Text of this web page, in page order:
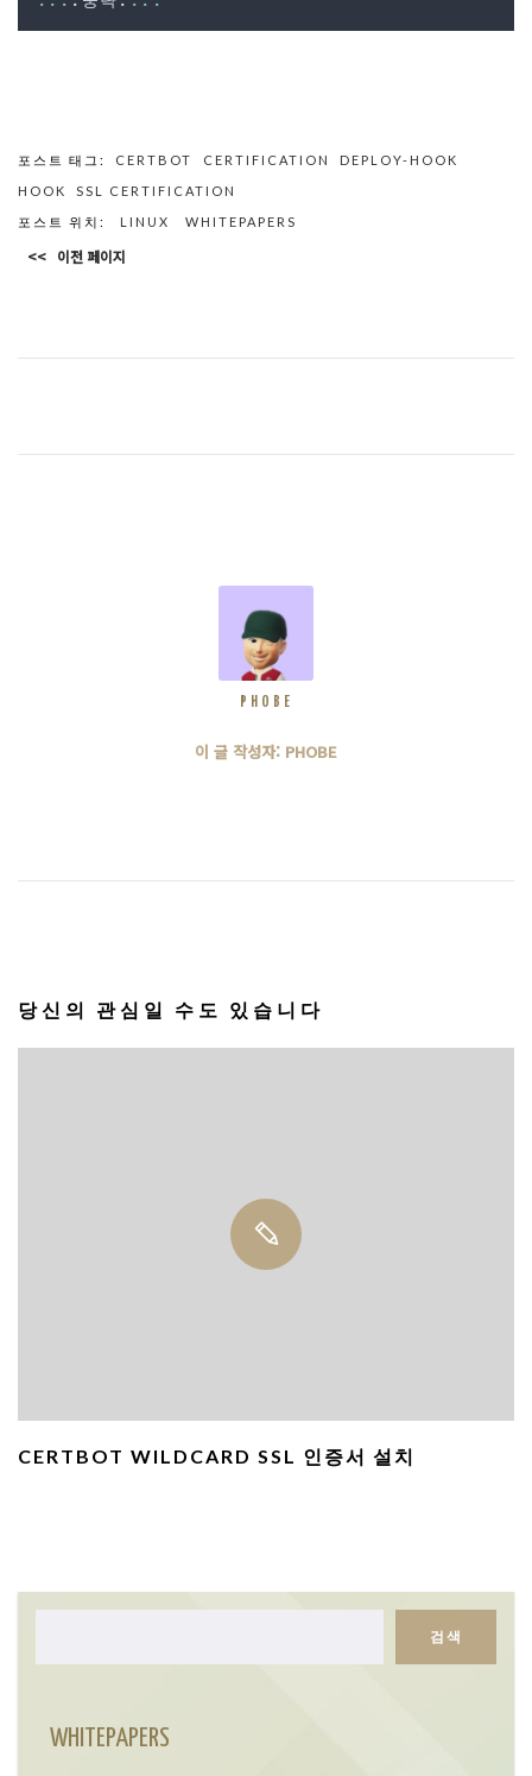
포스트 태그: CERTBOT CERTIFICATION
DEPLOY-HOOK
HOOK
SSL CERTIFICATION
포스트 위치:
LINUX WHITEPAPERS
<< 이전 페이지
PHOBE
이 글 작성자: PHOBE
당신의 관심일 수도 있습니다
CERTBOT WILDCARD SSL 인증서 설치
검색
WHITEPAPERS